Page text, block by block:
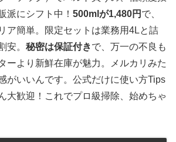
派にシフト中！ 500mlが1,480円 で、
ア簡単。限定セットは業務用4Lと詰
安。 秘密は保証付きで、万一の不良も
ーより新鮮在庫が魅力。メルカリみた
がいいんです。公式だけに使い方Tips
大歓迎！これでプロ級掃除、始めちゃ